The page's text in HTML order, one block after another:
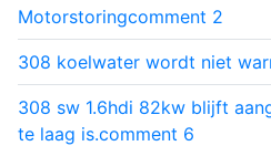
Motorstoringcomment 2
308 koelwater wordt niet
308 sw 1.6hdi 82kw blijft
te laag is.comment 6